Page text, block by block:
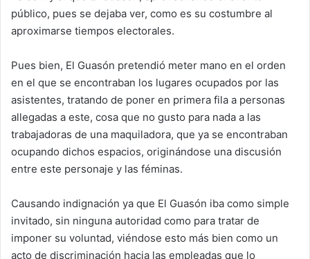
público, pues se dejaba ver, como es su costumbre al
aproximarse tiempos electorales.
Pues bien, El Guasón pretendió meter mano en el orden
en el que se encontraban los lugares ocupados por las
asistentes, tratando de poner en primera fila a personas
allegadas a este, cosa que no gusto para nada a las
trabajadoras de una maquiladora, que ya se encontraban
ocupando dichos espacios, originándose una discusión
entre este personaje y las féminas.
Causando indignación ya que El Guasón iba como simple
invitado, sin ninguna autoridad como para tratar de
imponer su voluntad, viéndose esto más bien como un
acto de discriminación hacia las empleadas que lo